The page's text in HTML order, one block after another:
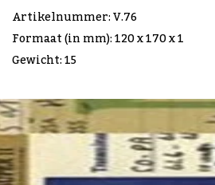
Artikelnummer: V.76
Formaat (in mm): 120 x 170 x 1
Gewicht: 15